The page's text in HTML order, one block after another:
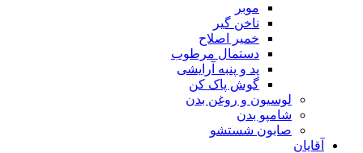
موبر
ناخن گیر
خمیر اصلاح
دستمال مرطوب
پد و پنبه آرایشی
گوش پاک کن
لوسیون و روغن بدن
شامپو بدن
صابون شستشو
آقایان